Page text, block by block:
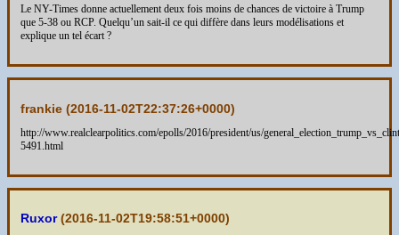
Le NY-Times donne actuellement deux fois moins de chances de victoire à Trump
que 5-38 ou RCP. Quelqu’un sait-il ce qui diffère dans leurs modélisations et
explique un tel écart ?
frankie (2016-11-02T22:37:26+0000)
http://www.realclearpolitics.com/epolls/2016/president/us/
5491.html
Ruxor(2016-11-02T19:58:51+0000)